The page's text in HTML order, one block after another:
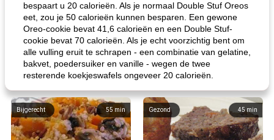
bespaart u 20 calorieën. Als je normaal Double Stuf Oreos
eet, zou je 50 calorieën kunnen besparen. Een gewone
Oreo-cookie bevat 41,6 calorieën en een Double Stuf-
cookie bevat 70 calorieën. Als je echt voorzichtig bent om
alle vulling eruit te schrapen - een combinatie van gelatine,
bakvet, poedersuiker en vanille - wegen de twee
resterende koekjeswafels ongeveer 20 calorieën.
55 min
Bijgerecht 45min
Gezond